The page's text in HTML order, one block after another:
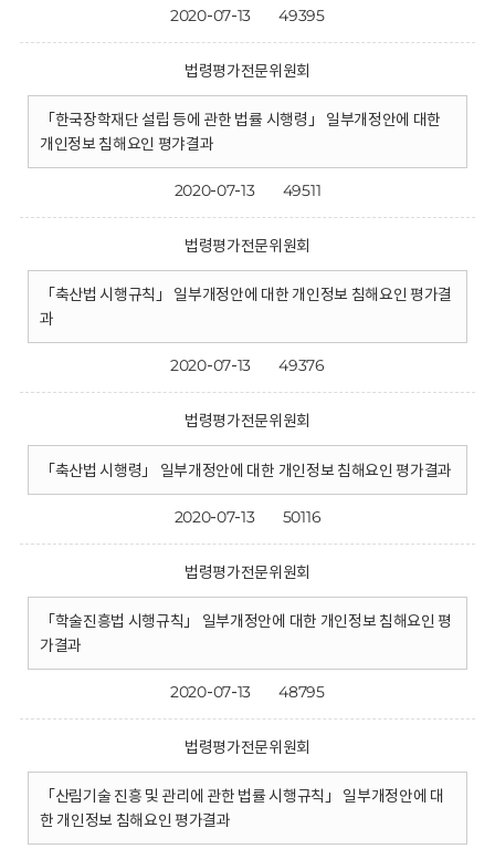
2020-07-13 49395
법령평가전문위원회
「한국장학재단 설립 등에 관한 법률 시행령」 일부개정안에 대한
개인정보 침해요인 평갸결과
2020-07-13 49511
법령평가전문위원회
「축산법 시행규칙」 일부개정안에 대한 개인정보 침해요인 평가결
과
2020-07-13 49376
법령평가전문위원회
「축산법 시행령」 일부개정안에 대한 개인정보 침해요인 평가결과
2020-07-13 50116
법령평가전문위원회
「학술진흥법 시행규칙」 일부개정안에 대한 개인정보 침해요인 평
가결과
2020-07-13 48795
법령평가전문위원회
「산림기술 진흥 및 관리에 관한 법률 시행규칙」 일부개정안에 대
한 개인정보 침해요인 평가결과